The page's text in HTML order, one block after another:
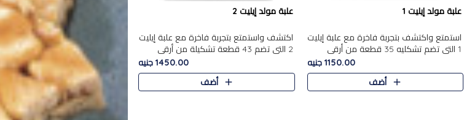
علبة مولد إيليت 1
استمتع واكتشف بتجربة فاخرة مع علبة إيليت
1 التي تضم تشكليه 35 قطعة من أرقى
حلويات المولد المصري الأصيلة ,معروضة
بشكل جميل في علبة أنيقة ، في..
1150.00 جنيه
أضف
علبة مولد إيليت 2
اكتشف واستمتع بتجربة فاخرة مع علبة إيليت
2 التي تضم 43 قطعة تشكيلة من أرقى
حلويات المولد الشرقية المصرية الأصيلة
,معروضة بشكل جميل في علبة أ..
1450.00 جنيه
أضف